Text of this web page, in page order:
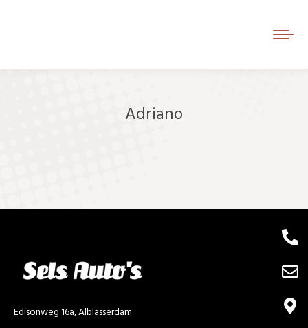
Adriano
Edisonweg 16a, Alblasserdam